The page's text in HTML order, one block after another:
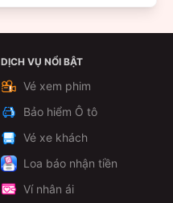
DỊCH VỤ NỔI BẬT
Vé xem phim
Bảo hiểm Ô tô
Vé xe khách
Loa báo nhận tiền
Ví nhân ái